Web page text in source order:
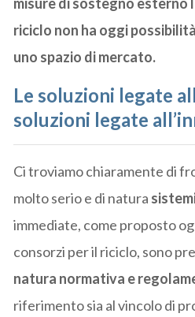
riciclo non ha oggi
uno spazio di mercato.
Le soluzioni legate
soluzioni legate
Ci troviamo chiaramente di
molto serio e di natura
immediate, come proposto
consorzi per il riciclo, sono
natura normativa e
riferimento sia al vincolo di